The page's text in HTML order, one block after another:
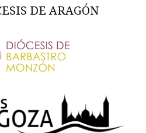
DE ARAGÓN